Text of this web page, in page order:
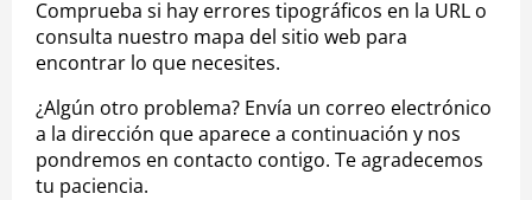
Comprueba si hay errores tipográficos en la URL o
consulta nuestro mapa del sitio web para
encontrar lo que necesites.
¿Algún otro problema? Envía un correo electrónico
a la dirección que aparece a continuación y nos
pondremos en contacto contigo. Te agradecemos
tu paciencia.